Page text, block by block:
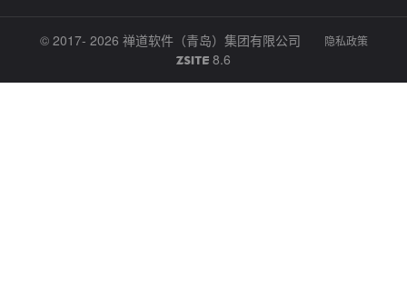
© 2017- 2026 禅道软件（青岛）集团有限公司 隐私政策
ZSITE
8.6